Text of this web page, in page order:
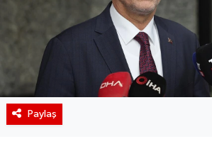
Paylaş
Gizlilik Sözleşmesi
Hakkımızda
İletişim